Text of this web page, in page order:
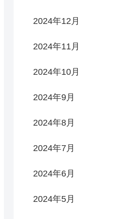
2024年12月
2024年11月
2024年10月
2024年9月
2024年8月
2024年7月
2024年6月
2024年5月